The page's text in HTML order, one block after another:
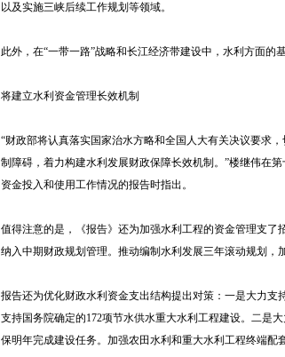
以及实施三峡后续工作规划等领域。
此外，在“一带一路”战略和长江经济带建设中，水利方面的
将建立水利资金管理长效机制
“财政部将认真落实国家治水方略和全国人大有关决议要求
制障碍，着力构建水利发展财政保障长效机制。”楼继伟在
资金投入和使用工作情况的报告时指出。
值得注意的是，《报告》还为加强水利工程的资金管理支
纳入中期财政规划管理。推动编制水利发展三年滚动规划，
报告还为优化财政水利资金支出结构提出对策：一是大力
支持国务院确定的172项节水供水重大水利工程建设。二是
保明年完成建设任务。加强农田水利和重大水利工程终端